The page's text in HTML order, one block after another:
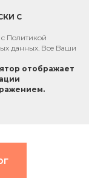
С
Политикой
данных. Все Ваши
отображает